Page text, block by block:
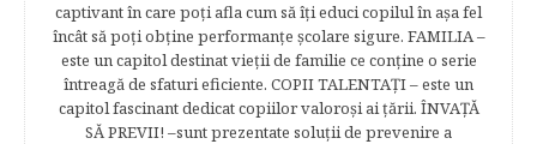
captivant în care poţi afla cum să îţi educi copilul în aşa fel
încât să poţi obţine performanţe şcolare sigure. FAMILIA –
este un capitol destinat vieţii de familie ce conţine o serie
întreagă de sfaturi eficiente. COPII TALENTAŢI – este un
capitol fascinant dedicat copiilor valoroși ai țării. ÎNVAŢĂ
SĂ PREVII! –sunt prezentate soluţii de prevenire a